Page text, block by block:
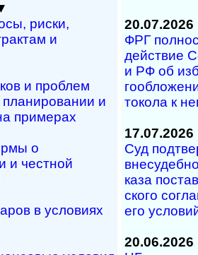
рис­ки,
и
и про­блем
и
примерах
о
и чест­ной
в условиях
20.07.2026
ФРГ
дей­ст­вие
и РФ об
то­ко­ла к
17.07.2026
Суд
ка­за
с­ко­го
его
20.06.2026